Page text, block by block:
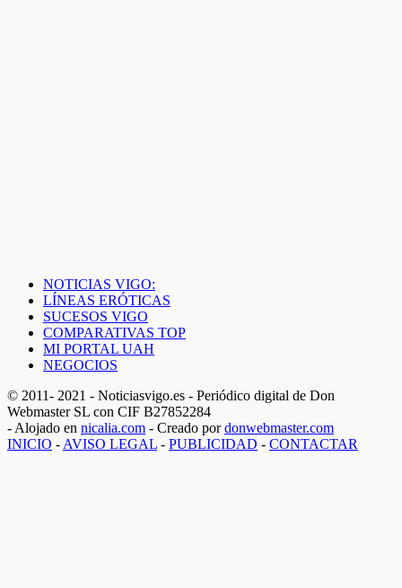
NOTICIAS VIGO:
LÍNEAS ERÓTICAS
SUCESOS VIGO
COMPARATIVAS TOP
MI PORTAL UAH
NEGOCIOS
© 2011- 2021 - Noticiasvigo.es - Periódico digital de Don
Webmaster SL con CIF B27852284
- Alojado en nicalia.com - Creado pordonwebmaster.com
INICIO - AVISO LEGAL - PUBLICIDAD - CONTACTAR